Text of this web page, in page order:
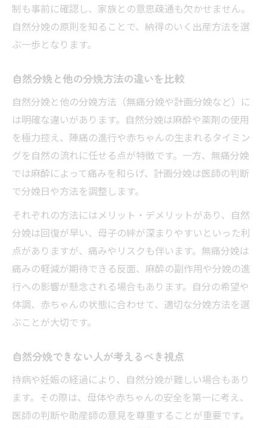
制も事前に確認し、家族との意思疎通も欠かせません。
自然分娩の原則を知ることで、納得のいく出産方法を選
ぶ一歩となります。
自然分娩と他の分娩方法の違いを比較
自然分娩と他の分娩方法（無痛分娩や計画分娩など）に
は明確な違いがあります。自然分娩は麻酔や薬剤の使用
を極力控え、陣痛の進行や赤ちゃんの生まれるタイミン
グを自然の流れに任せる点が特徴です。一方、無痛分娩
では麻酔によって痛みを和らげ、計画分娩は医師の判断
で分娩日や方法を調整します。
それぞれの方法にはメリット・デメリットがあり、自然
分娩は回復が早い、母子の絆が深まりやすいといった利
点がありますが、痛みやリスクも伴います。無痛分娩は
痛みの軽減が期待できる反面、麻酔の副作用や分娩の進
行への影響が懸念される場合もあります。自分の希望や
体調、赤ちゃんの状態に合わせて、適切な分娩方法を選
ぶことが大切です。
自然分娩できない人が考えるべき視点
持病や妊娠の経過により、自然分娩が難しい場合もあり
ます。その際は、母体や赤ちゃんの安全を第一に考え、
医師の判断や助産師の意見を尊重することが重要です。